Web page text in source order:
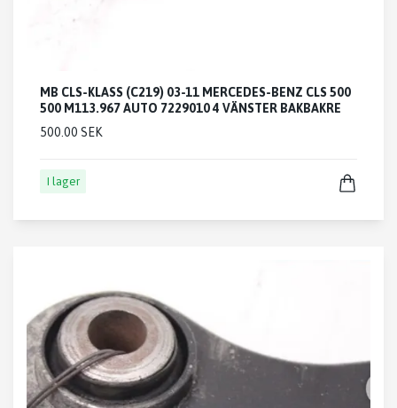
MB CLS-KLASS (C219) 03-11 MERCEDES-BENZ CLS 500
500 M113.967 AUTO 7229010 4 VÄNSTER BAKBAKRE
500.00 SEK
I lager